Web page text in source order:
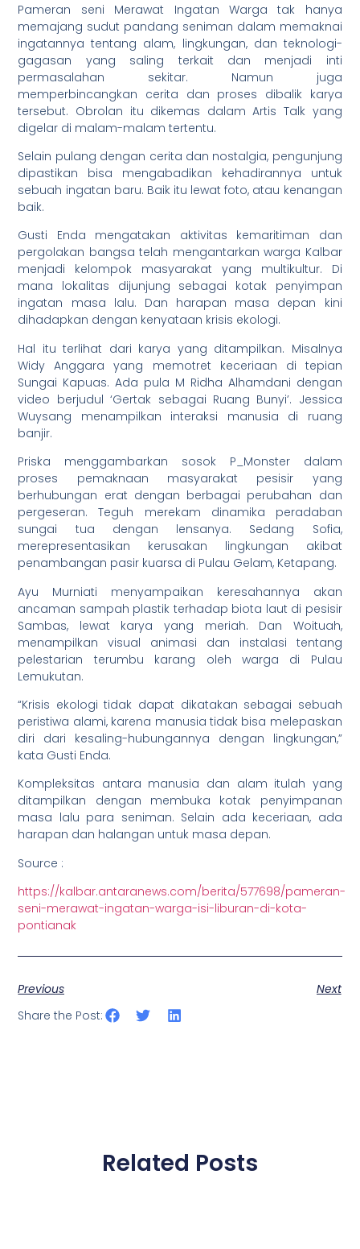
Pameran seni Merawat Ingatan Warga tak hanya
memajang sudut pandang seniman dalam memaknai
ingatannya tentang alam, lingkungan, dan teknologi-
gagasan yang saling terkait dan menjadi inti
permasalahan sekitar. Namun juga
memperbincangkan cerita dan proses dibalik karya
tersebut. Obrolan itu dikemas dalam Artis Talk yang
digelar di malam-malam tertentu.
Selain pulang dengan cerita dan nostalgia, pengunjung
dipastikan bisa mengabadikan kehadirannya untuk
sebuah ingatan baru. Baik itu lewat foto, atau kenangan
baik.
Gusti Enda mengatakan aktivitas kemaritiman dan
pergolakan bangsa telah mengantarkan warga Kalbar
menjadi kelompok masyarakat yang multikultur. Di
mana lokalitas dijunjung sebagai kotak penyimpan
ingatan masa lalu. Dan harapan masa depan kini
dihadapkan dengan kenyataan krisis ekologi.
Hal itu terlihat dari karya yang ditampilkan. Misalnya
Widy Anggara yang memotret keceriaan di tepian
Sungai Kapuas. Ada pula M Ridha Alhamdani dengan
video berjudul ‘Gertak sebagai Ruang Bunyi’. Jessica
Wuysang menampilkan interaksi manusia di ruang
banjir.
Priska menggambarkan sosok P_Monster dalam
proses pemaknaan masyarakat pesisir yang
berhubungan erat dengan berbagai perubahan dan
pergeseran. Teguh merekam dinamika peradaban
sungai tua dengan lensanya. Sedang Sofia,
merepresentasikan kerusakan lingkungan akibat
penambangan pasir kuarsa di Pulau Gelam, Ketapang.
Ayu Murniati menyampaikan keresahannya akan
ancaman sampah plastik terhadap biota laut di pesisir
Sambas, lewat karya yang meriah. Dan Woituah,
menampilkan visual animasi dan instalasi tentang
pelestarian terumbu karang oleh warga di Pulau
Lemukutan.
“Krisis ekologi tidak dapat dikatakan sebagai sebuah
peristiwa alami, karena manusia tidak bisa melepaskan
diri dari kesaling-hubungannya dengan lingkungan,”
kata Gusti Enda.
Kompleksitas antara manusia dan alam itulah yang
ditampilkan dengan membuka kotak penyimpanan
masa lalu para seniman. Selain ada keceriaan, ada
harapan dan halangan untuk masa depan.
Source :
https://kalbar.antaranews.com/berita/577698/pameran-
seni-merawat-ingatan-warga-isi-liburan-di-kota-
pontianak
Previous
Next
Share the Post:
Related Posts